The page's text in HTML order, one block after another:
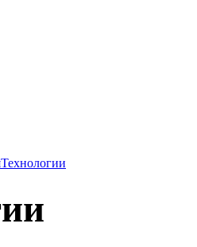
Технологии